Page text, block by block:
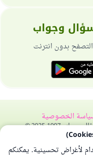
وجواب
بدون انترنت
الخصوصية
1997-2025 ©
لأغراض تحسينية. يمكنكم